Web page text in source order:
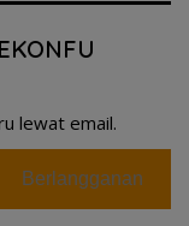
lewat email.
Berlangganan